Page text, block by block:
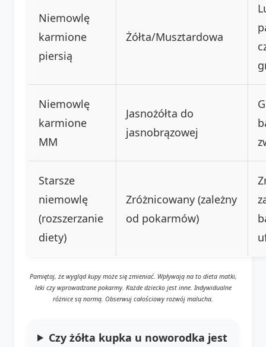
Niemowlę
karmione
piersią
Żółta/Musztardowa
Niemowlę
karmione
MM
Jasnożółta do
jasnobrązowej
Starsze
niemowlę
(rozszerzanie
diety)
Zróżnicowany (zależny
od pokarmów)
Pamiętaj, że wygląd kupy może się zmieniać. Wpływają na to dieta matki,
leki czy wprowadzane pokarmy. Każde dziecko jest inne. Indywidualne
różnice są normą. Obserwuj całościowy rozwój malucha.
Czy żółta kupka u noworodka jest